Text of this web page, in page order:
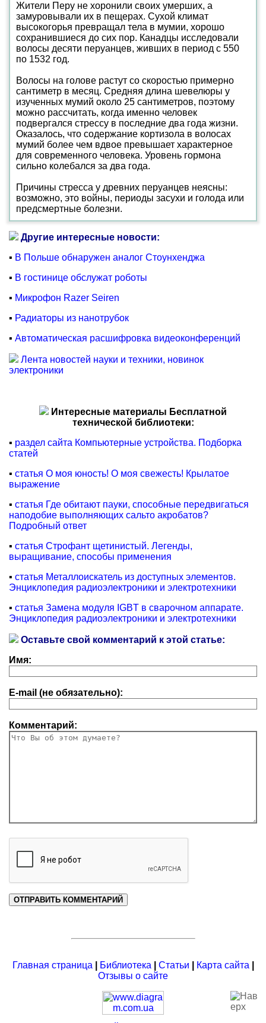
Жители Перу не хоронили своих умерших, а
замуровывали их в пещерах. Сухой климат
высокогорья превращал тела в мумии, хорошо
сохранившиеся до сих пор. Канадцы исследовали
волосы десяти перуанцев, живших в период с 550
по 1532 год.
Волосы на голове растут со скоростью примерно
сантиметр в месяц. Средняя длина шевелюры у
изученных мумий около 25 сантиметров, поэтому
можно рассчитать, когда именно человек
подвергался стрессу в последние два года жизни.
Оказалось, что содержание кортизола в волосах
мумий более чем вдвое превышает характерное
для современного человека. Уровень гормона
сильно колебался за два года.
Причины стресса у древних перуанцев неясны:
возможно, это войны, периоды засухи и голода или
предсмертные болезни.
Другие интересные новости:
▪ В Польше обнаружен аналог Стоунхенджа
▪ В гостинице обслужат роботы
▪ Микрофон Razer Seiren
▪ Радиаторы из нанотрубок
▪ Автоматическая расшифровка видеоконференций
Лента новостей науки и техники, новинок
электроники
Интересные материалы Бесплатной
технической библиотеки:
▪ раздел сайта Компьютерные устройства. Подборка
статей
▪ статья О моя юность! О моя свежесть! Крылатое
выражение
▪ статья Где обитают пауки, способные передвигаться
наподобие выполняющих сальто акробатов?
Подробный ответ
▪ статья Строфант щетинистый. Легенды,
выращивание, способы применения
▪ статья Металлоискатель из доступных элементов.
Энциклопедия радиоэлектроники и электротехники
▪ статья Замена модуля IGBT в сварочном аппарате.
Энциклопедия радиоэлектроники и электротехники
Оставьте свой комментарий к этой статье:
Имя:
E-mail (не обязательно):
Комментарий:
Главная страница Библиотека Статьи Карта сайта
Отзывы о сайте